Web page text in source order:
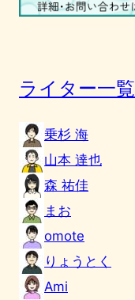
ライター一覧
乗杉 海
山本 達也
森 祐佳
まお
omote
りょうとく
Ami